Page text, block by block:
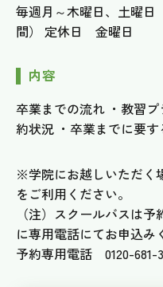
毎週月～木曜日、土曜
間） 定休日 金曜日
内容
卒業までの流れ ・教習
約状況 ・卒業までに要
※学院にお越しいただく
をご利用ください。
（注）スクールバスは
に専用電話にてお申込み
予約専用電話 0120-681-